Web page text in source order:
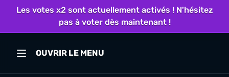
Les votes x2 sont actuellement activés ! N'hésitez
pas à voter dès maintenant !
OUVRIR LE MENU